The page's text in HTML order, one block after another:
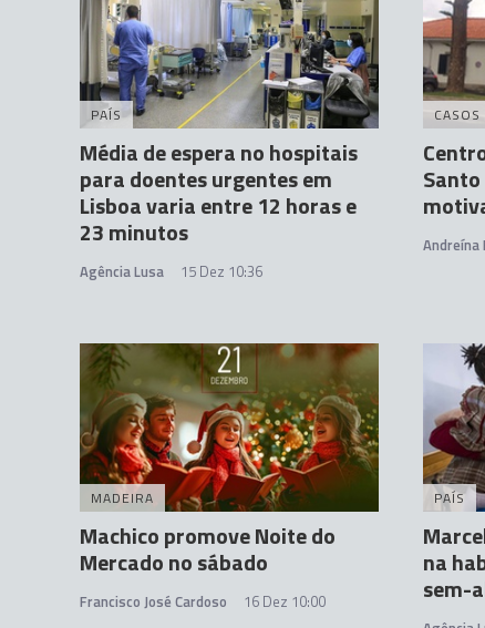
PAÍS
Média de espera no hospitais
para doentes urgentes em
Lisboa varia entre 12 horas e
23 minutos
Agência Lusa 15 Dez 10:36
Andreína
MADEIRA
Machico promove Noite do
Mercado no sábado
Francisco José Cardoso 16 Dez 10:00
PAÍS
na
sem-